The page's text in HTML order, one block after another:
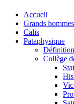
Accueil
Grands hommes
Calis
Pataphysique
Collège